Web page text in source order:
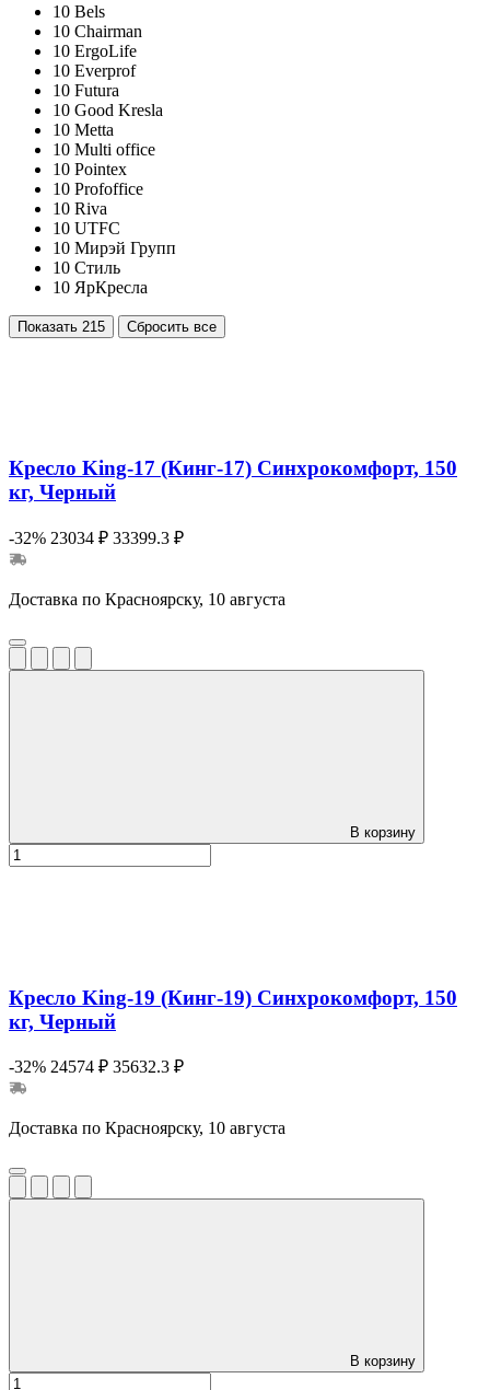
10 Bels
10 Chairman
10 ErgoLife
10 Everprof
10 Futura
10 Good Kresla
10 Metta
10 Multi office
10 Pointex
10 Profoffice
10 Riva
10 UTFC
10 Мирэй Групп
10 Стиль
10 ЯрКресла
Показать 215 Сбросить все
Кресло King-17 (Кинг-17) Синхрокомфорт, 150
кг, Черный
-32% 23034 ₽ 33399.3 ₽
Доставка по Красноярску, 10 августа
В корзину
Кресло King-19 (Кинг-19) Синхрокомфорт, 150
кг, Черный
-32% 24574 ₽ 35632.3 ₽
Доставка по Красноярску, 10 августа
В корзину